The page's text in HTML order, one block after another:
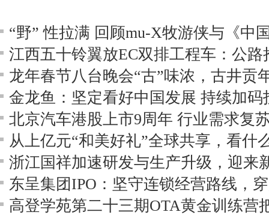
江西五十铃翼放EC双排工程车：公
龙年春节八台晚会“古”味浓，古井贡
金龙鱼：坚定看好中国发展 持续加码
北京汽车港股上市9周年 行业需求复
从上亿元“和美好礼”全球共享，看什
浙江国祥加速研发与生产升级，迎来
东呈集团IPO：坚守连锁经营路线，
高登学苑第二十三期OTA黄金训练营